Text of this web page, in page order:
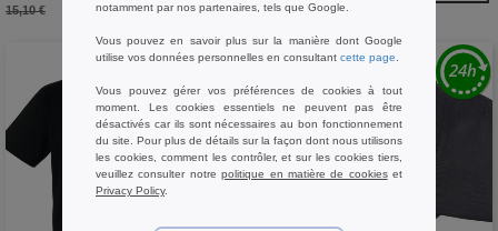
15,10 € 3,80 €
notamment par nos partenaires, tels que Google.
Vous pouvez en savoir plus sur la manière dont Google
utilise vos données personnelles en consultant cette page
Vous pouvez gérer vos préférences de cookies à tout
moment. Les cookies essentiels ne peuvent pas être
désactivés car ils sont nécessaires au bon fonctionnement
du site. Pour plus de détails sur la façon dont nous utilisons
les cookies, comment les contrôler, et sur les cookies tiers,
veuillez consulter notrepolitique en matière de cookieset
Privacy Policy.